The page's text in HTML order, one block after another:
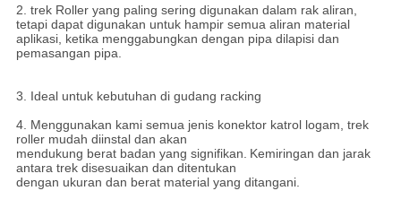
2. trek Roller yang paling sering digunakan dalam rak aliran,
tetapi dapat digunakan untuk hampir semua aliran material
aplikasi, ketika menggabungkan dengan pipa dilapisi dan
pemasangan pipa.
3. Ideal untuk kebutuhan di gudang racking
4. Menggunakan kami semua jenis konektor katrol logam, trek
roller mudah diinstal dan akan
mendukung berat badan yang signifikan. Kemiringan dan jarak
antara trek disesuaikan dan ditentukan
dengan ukuran dan berat material yang ditangani.